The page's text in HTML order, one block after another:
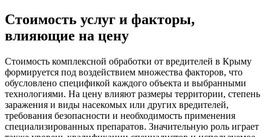
Стоимость услуг и факторы,
влияющие на цену
Стоимость комплексной обработки от вредителей в Крыму
формируется под воздействием множества факторов, что
обусловлено спецификой каждого объекта и выбранными
технологиями. На цену влияют размеры территории, степень
заражения и виды насекомых или других вредителей,
требования безопасности и необходимость применения
специализированных препаратов. Значительную роль играет